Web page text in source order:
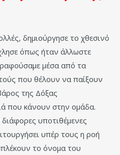
δημιούργησε το χθεσινό
όπως ήταν άλλωστε
μέσα από τα
που θέλουν να παίξουν
της Δόξας
που κάνουν στην ομάδα.
υποτιθέμενες
υπέρ τους η ροή
το όνομα του